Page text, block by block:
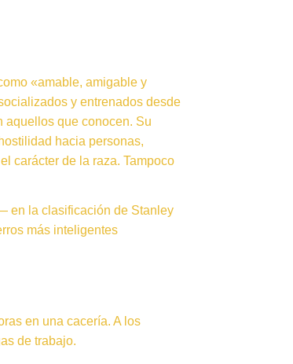
«amable, amigable y
y entrenados desde
aquellos que conocen. Su
hacia personas,
carácter de la raza. Tampoco
en la clasificación de Stanley
más inteligentes
en una cacería. A los
de trabajo.